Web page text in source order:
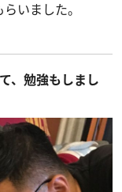
いました。
、勉強もしまし